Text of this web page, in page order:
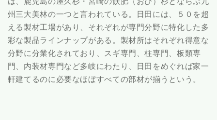
州三大美林の一つと言われている。日田には、５０を超
える製材工場があり、それぞれが専門分野に特化した多
彩な製品ラインナップがある。製材所はそれぞれ得意な
分野に分業化されており、スギ専門、柱専門、板類専
門、内装材専門など多岐にわたり、日田をめぐれば家一
軒建てるのに必要なほぼすべての部材が揃うという。